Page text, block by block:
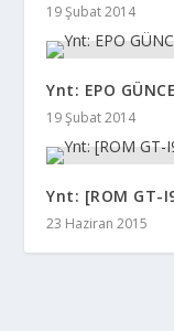
19 Şubat 2014
Ynt: EPO
19 Şubat 2014
Ynt: [ROM GT-
23 Haziran 2015